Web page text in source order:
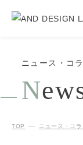
ニュース・コ
N
TOP ニュース・コラ